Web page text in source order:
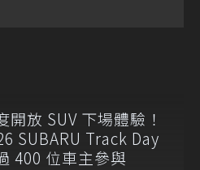
開放 SUV 下場體驗！
SUBARU Track Day
400 位車主參與